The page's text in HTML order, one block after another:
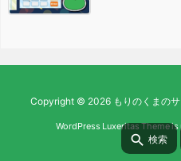
Copyright © 2026 もりのくまの
WordPress Luxeritas Theme
 検索